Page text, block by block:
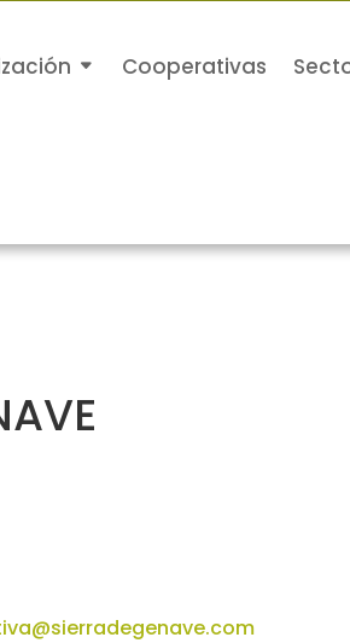
Cooperativas